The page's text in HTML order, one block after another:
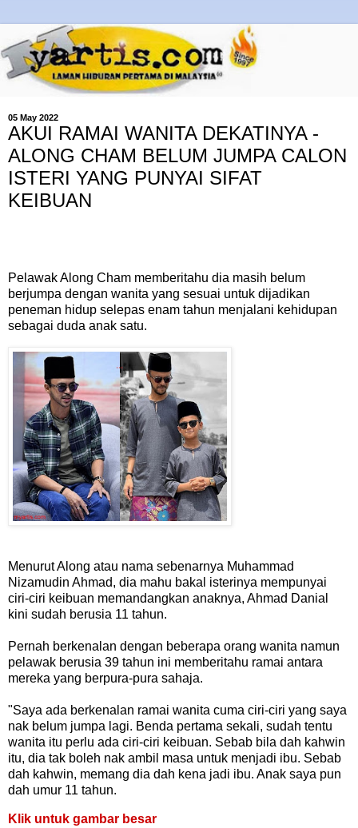
05 May 2022
AKUI RAMAI WANITA DEKATINYA -
ALONG CHAM BELUM JUMPA CALON
ISTERI YANG PUNYAI SIFAT
KEIBUAN
Pelawak Along Cham memberitahu dia masih belum
berjumpa dengan wanita yang sesuai untuk dijadikan
peneman hidup selepas enam tahun menjalani kehidupan
sebagai duda anak satu.
Menurut Along atau nama sebenarnya Muhammad
Nizamudin Ahmad, dia mahu bakal isterinya mempunyai
ciri-ciri keibuan memandangkan anaknya, Ahmad Danial
kini sudah berusia 11 tahun.
Pernah berkenalan dengan beberapa orang wanita namun
pelawak berusia 39 tahun ini memberitahu ramai antara
mereka yang berpura-pura sahaja.
"Saya ada berkenalan ramai wanita cuma ciri-ciri yang saya
nak belum jumpa lagi. Benda pertama sekali, sudah tentu
wanita itu perlu ada ciri-ciri keibuan. Sebab bila dah kahwin
itu, dia tak boleh nak ambil masa untuk menjadi ibu. Sebab
dah kahwin, memang dia dah kena jadi ibu. Anak saya pun
dah umur 11 tahun.
Klik untuk gambar besar